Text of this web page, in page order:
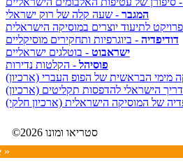
המגבר - שעה קלה של רוק ישראלי
לתיעוד יוצרים במוסיקה הישראלית
דודיפדיה - ביוגרפיות ותחקירים מוסיקליים
ישראבוט - בוטלגים ישראליים
פוסיהל - הקלטות נדירות
מימי הבראשית של הפופ העברי (ארכיון)
הישראלי להדפסות תקליטים (ארכיון)
של המוסיקה הישראלית (ארכיון חלקי)
©2026 סטריאו ומונו
»